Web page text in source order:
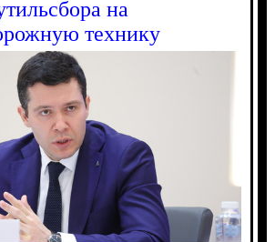
на
технику